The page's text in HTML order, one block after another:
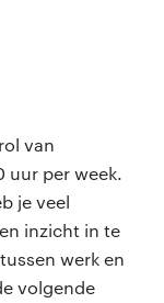
van
uur per week.
je veel
inzicht in te
werk en
volgende